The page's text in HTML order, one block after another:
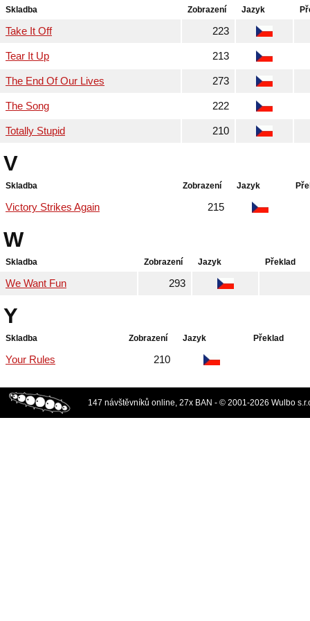
Skladba Zobrazení Jazyk
Take It Off 223
Tear It Up 213
The End Of Our Lives 273
The Song 222
Totally Stupid 210
V
Skladba Zobrazení Jazyk
Victory Strikes Again 215
W
Skladba Zobrazení Jazyk Překlad
We Want Fun 293
Y
Skladba Zobrazení Jazyk Překlad
Your Rules 210
147 návštěvníků online, 27x BAN - © 2001-2026 Wulbo